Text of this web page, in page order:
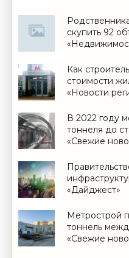
скупить 92
Как
стоимости
«Новости
В 2022 году
тоннеля до
«Свежие
«Дайджест»
Метрострой
тоннель
«Свежие